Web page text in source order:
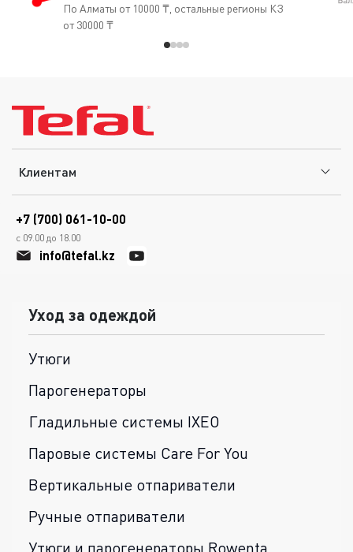
По Алматы от 10000 ₸, остальные регионы КЗ
от 30000 ₸
Клиентам
+7 (700) 061-10-00
с 09.00 до 18.00
info@tefal.kz
Уход за одеждой
Утюги
Парогенераторы
Гладильные системы IXEO
Паровые системы Care For You
Вертикальные отпариватели
Ручные отпариватели
Утюги и парогенераторы Rowenta